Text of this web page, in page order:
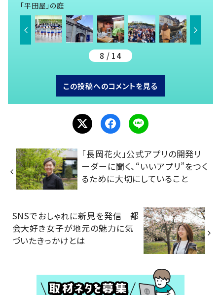
「平田屋」の庭
8 / 14
この投稿へのコメントを見る
「長岡花火」公式アプリの開発リ
ーダーに聞く、“いいアプリ”をつく
るために大切にしていること
SNSでおしゃれに新見を発信 都
会大好き女子が地元の魅力に気
づいたきっかけとは